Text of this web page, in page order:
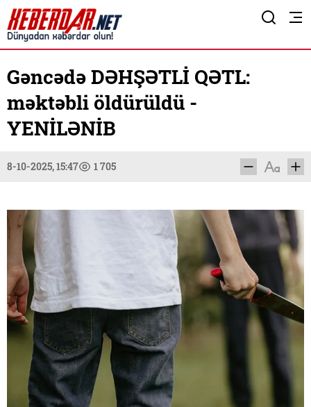
Gəncədə DƏHŞƏTLİ QƏTL:
məktəbli öldürüldü -
YENİLƏNİB
8-10-2025, 15:47 1 705